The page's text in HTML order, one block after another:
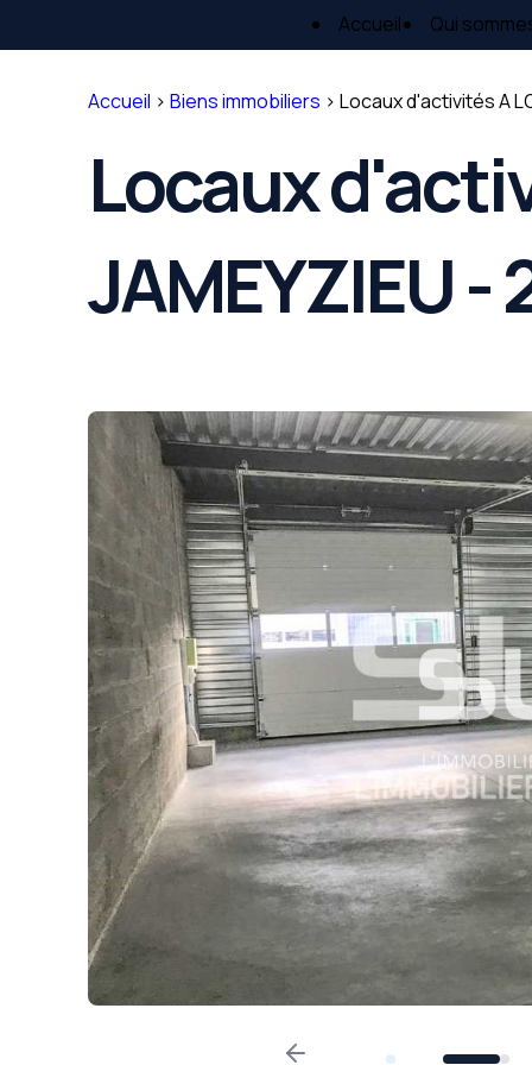
Accueil Qui
Accueil >Biens immobiliers >Locaux d'activités A
Locaux
JAMEYZIEU -